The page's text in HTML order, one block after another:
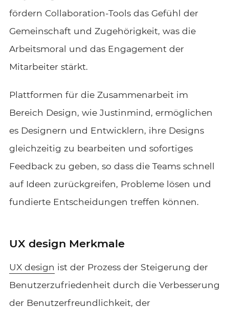
fördern Collaboration-Tools das Gefühl der
Gemeinschaft und Zugehörigkeit, was die
Arbeitsmoral und das Engagement der
Mitarbeiter stärkt.
Plattformen für die Zusammenarbeit im
Bereich Design, wie Justinmind, ermöglichen
es Designern und Entwicklern, ihre Designs
gleichzeitig zu bearbeiten und sofortiges
Feedback zu geben, so dass die Teams schnell
auf Ideen zurückgreifen, Probleme lösen und
fundierte Entscheidungen treffen können.
UX design Merkmale
UX design ist der Prozess der Steigerung der
Benutzerzufriedenheit durch die Verbesserung
der Benutzerfreundlichkeit, der